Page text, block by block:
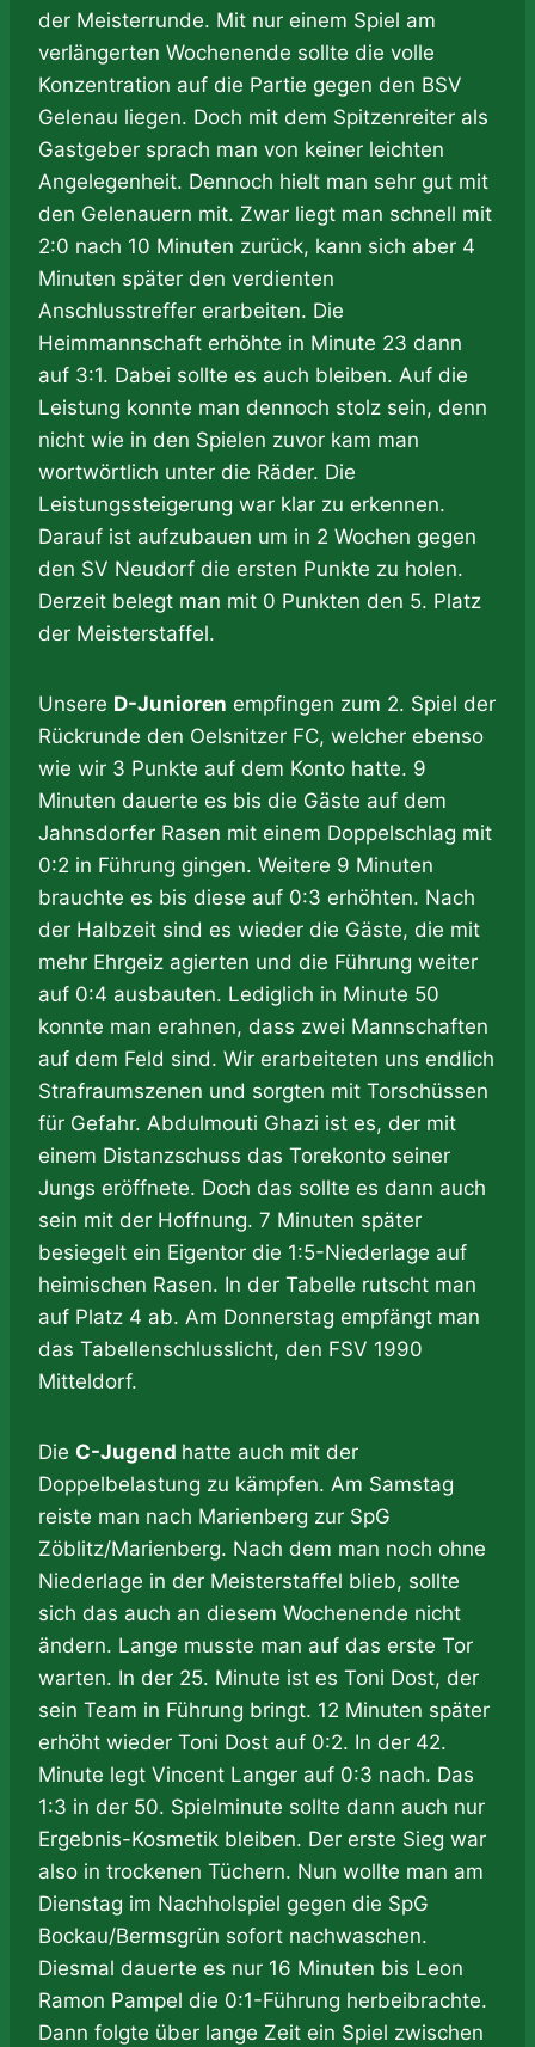
der Meisterrunde. Mit nur einem Spiel am
verlängerten Wochenende sollte die volle
Konzentration auf die Partie gegen den BSV
Gelenau liegen. Doch mit dem Spitzenreiter als
Gastgeber sprach man von keiner leichten
Angelegenheit. Dennoch hielt man sehr gut mit
den Gelenauern mit. Zwar liegt man schnell mit
2:0 nach 10 Minuten zurück, kann sich aber 4
Minuten später den verdienten
Anschlusstreffer erarbeiten. Die
Heimmannschaft erhöhte in Minute 23 dann
auf 3:1. Dabei sollte es auch bleiben. Auf die
Leistung konnte man dennoch stolz sein, denn
nicht wie in den Spielen zuvor kam man
wortwörtlich unter die Räder. Die
Leistungssteigerung war klar zu erkennen.
Darauf ist aufzubauen um in 2 Wochen gegen
den SV Neudorf die ersten Punkte zu holen.
Derzeit belegt man mit 0 Punkten den 5. Platz
der Meisterstaffel.
Unsere D-Junioren empfingen zum 2. Spiel der
Rückrunde den Oelsnitzer FC, welcher ebenso
wie wir 3 Punkte auf dem Konto hatte. 9
Minuten dauerte es bis die Gäste auf dem
Jahnsdorfer Rasen mit einem Doppelschlag mit
0:2 in Führung gingen. Weitere 9 Minuten
brauchte es bis diese auf 0:3 erhöhten. Nach
der Halbzeit sind es wieder die Gäste, die mit
mehr Ehrgeiz agierten und die Führung weiter
auf 0:4 ausbauten. Lediglich in Minute 50
konnte man erahnen, dass zwei Mannschaften
auf dem Feld sind. Wir erarbeiteten uns endlich
Strafraumszenen und sorgten mit Torschüssen
für Gefahr. Abdulmouti Ghazi ist es, der mit
einem Distanzschuss das Torekonto seiner
Jungs eröffnete. Doch das sollte es dann auch
sein mit der Hoffnung. 7 Minuten später
besiegelt ein Eigentor die 1:5-Niederlage auf
heimischen Rasen. In der Tabelle rutscht man
auf Platz 4 ab. Am Donnerstag empfängt man
das Tabellenschlusslicht, den FSV 1990
Mitteldorf.
Die C-Jugend hatte auch mit der
Doppelbelastung zu kämpfen. Am Samstag
reiste man nach Marienberg zur SpG
Zöblitz/Marienberg. Nach dem man noch ohne
Niederlage in der Meisterstaffel blieb, sollte
sich das auch an diesem Wochenende nicht
ändern. Lange musste man auf das erste Tor
warten. In der 25. Minute ist es Toni Dost, der
sein Team in Führung bringt. 12 Minuten später
erhöht wieder Toni Dost auf 0:2. In der 42.
Minute legt Vincent Langer auf 0:3 nach. Das
1:3 in der 50. Spielminute sollte dann auch nur
Ergebnis-Kosmetik bleiben. Der erste Sieg war
also in trockenen Tüchern. Nun wollte man am
Dienstag im Nachholspiel gegen die SpG
Bockau/Bermsgrün sofort nachwaschen.
Diesmal dauerte es nur 16 Minuten bis Leon
Ramon Pampel die 0:1-Führung herbeibrachte.
Dann folgte über lange Zeit ein Spiel zwischen